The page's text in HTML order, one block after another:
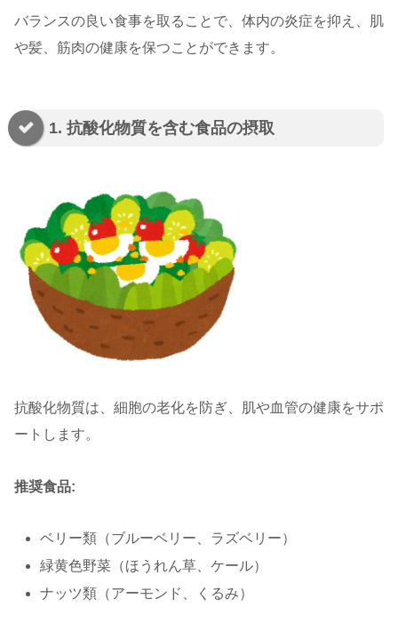
バランスの良い食事を取ることで、体内の炎症を抑え、肌
や髪、筋肉の健康を保つことができます。
1. 抗酸化物質を含む食品の摂取
抗酸化物質は、細胞の老化を防ぎ、肌や血管の健康をサポ
ートします。
推奨食品:
ベリー類（ブルーベリー、ラズベリー）
緑黄色野菜（ほうれん草、ケール）
ナッツ類（アーモンド、くるみ）